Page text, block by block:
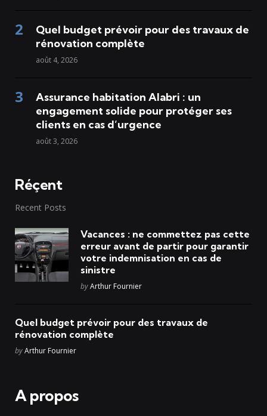
Quel budget prévoir pour des travaux de
rénovation complète
août 4, 2026
Assurance habitation Alabri : un
engagement solide pour protéger ses
clients en cas d’urgence
août 3, 2026
Réçent
Recent Posts
Vacances : ne commettez pas cette
erreur avant de partir pour garantir
votre indemnisation en cas de
sinistre
Posted
byArthur Fournier
Quel budget prévoir pour des travaux de
rénovation complète
Posted
byArthur Fournier
A propos